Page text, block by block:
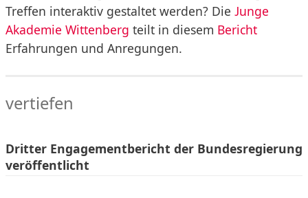
Treffen interaktiv gestaltet werden? Die Junge
Akademie Wittenberg teilt in diesem Bericht
Erfahrungen und Anregungen.
vertiefen
Dritter Engagementbericht der Bundesregierung
veröffentlicht